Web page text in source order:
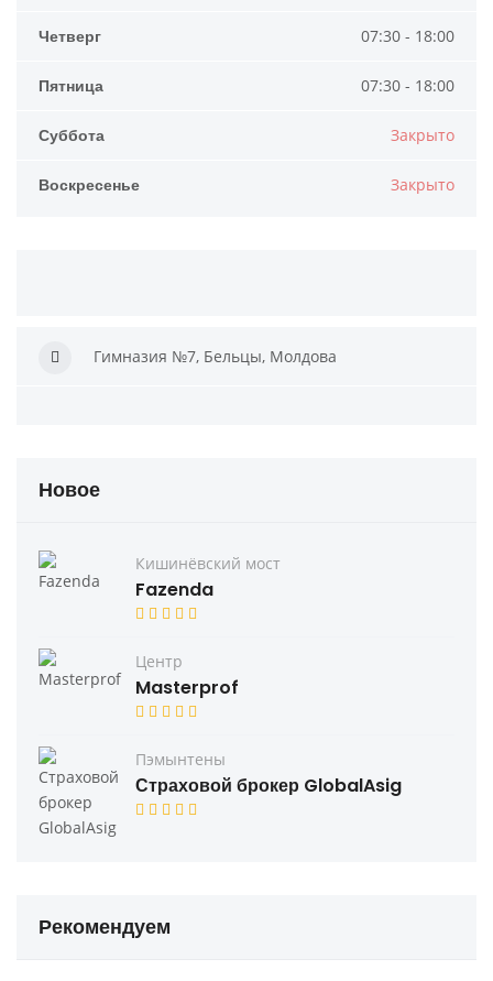
Четверг 07:30 - 18:00
Пятница 07:30 - 18:00
Суббота Закрыто
Воскресенье Закрыто
Гимназия №7, Бельцы, Молдова
Новое
Кишинёвский мост
Fazenda
Центр
Masterprof
Пэмынтены
Страховой брокер GlobalAsig
Рекомендуем